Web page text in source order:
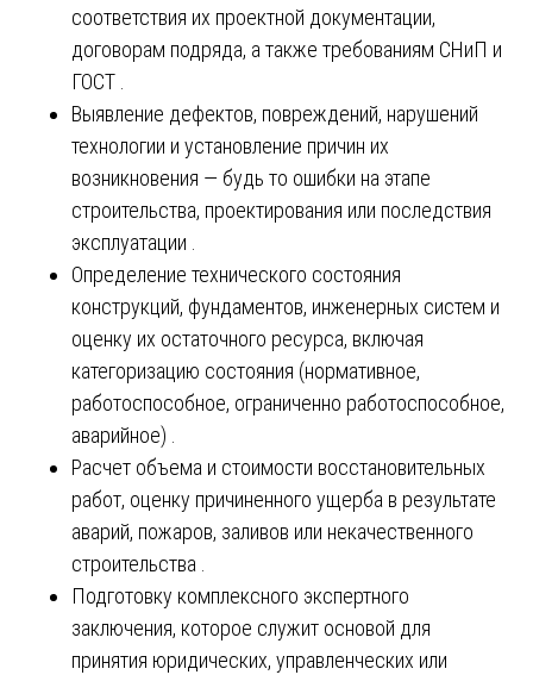
соответствия их проектной документации,
договорам подряда, а также требованиям СНиП и
ГОСТ .
Выявление дефектов, повреждений, нарушений
технологии и установление причин их
возникновения — будь то ошибки на этапе
строительства, проектирования или последствия
эксплуатации .
Определение технического состояния
конструкций, фундаментов, инженерных систем и
оценку их остаточного ресурса, включая
категоризацию состояния (нормативное,
работоспособное, ограниченно работоспособное,
аварийное) .
Расчет объема и стоимости восстановительных
работ, оценку причиненного ущерба в результате
аварий, пожаров, заливов или некачественного
строительства .
Подготовку комплексного экспертного
заключения, которое служит основой для
принятия юридических, управленческих или